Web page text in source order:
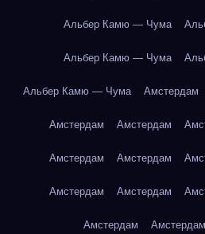
Альбер Камю — Чума
Альбер Камю — Чума
Альбер Камю — Чума Амстердам
Амстердам Амстердам
Амстердам Амстердам
Амстердам Амстердам
Амстердам Амстердам